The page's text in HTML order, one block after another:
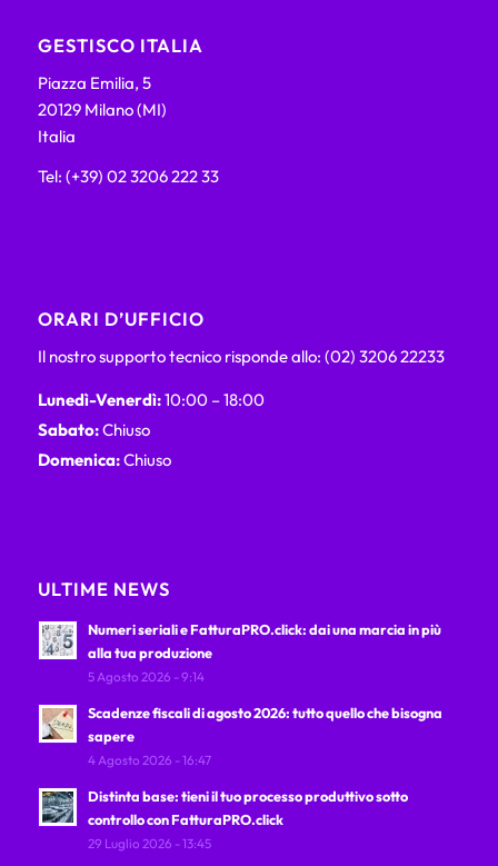
GESTISCO ITALIA
Piazza Emilia, 5
20129 Milano (MI)
Italia
Tel: (+39) 02 3206 222 33
ORARI D’UFFICIO
Il nostro supporto tecnico risponde allo: (02) 3206 22233
Lunedì-Venerdì:10:00 – 18:00
Sabato:Chiuso
Domenica:Chiuso
ULTIME NEWS
Numeri seriali e FatturaPRO.click: dai una marcia in più
alla tua produzione
5 Agosto 2026 - 9:14
Scadenze fiscali di agosto 2026: tutto quello che bisogna
sapere
4 Agosto 2026 - 16:47
Distinta base: tieni il tuo processo produttivo sotto
controllo con FatturaPRO.click
29 Luglio 2026 - 13:45